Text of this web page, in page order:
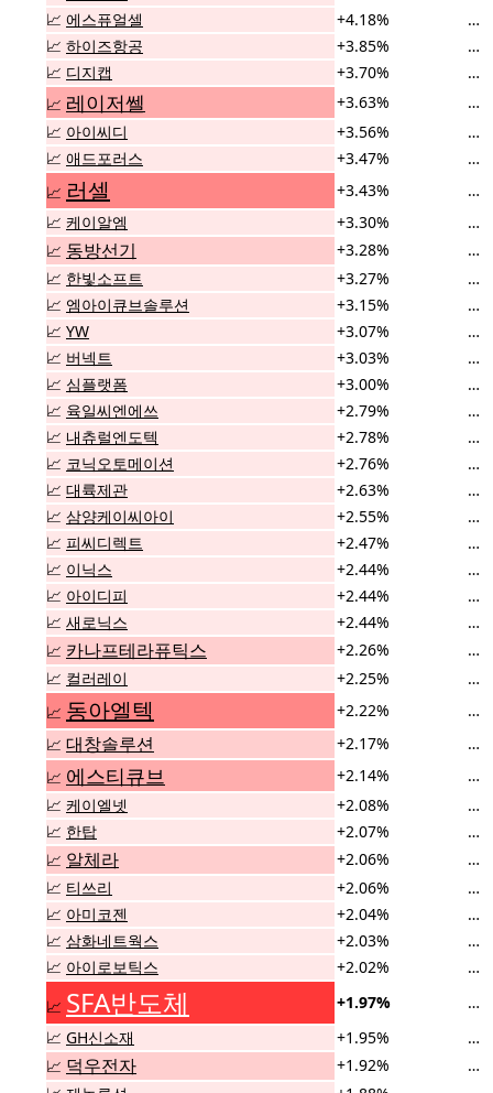
📈 에스퓨얼셀 +4.18%
…
📈 하이즈항공 +3.85%
…
📈 디지캡 +3.70%
…
📈 레이저쎌 +3.63%
…
📈 아이씨디 +3.56%
…
📈 애드포러스 +3.47%
…
📈 러셀 +3.43%
…
📈 케이알엠 +3.30%
…
📈 동방선기 +3.28%
…
📈 한빛소프트 +3.27%
…
📈 엠아이큐브솔루션 +3.15%
…
📈 YW +3.07%
…
📈 버넥트 +3.03%
…
📈 심플랫폼 +3.00%
…
📈 육일씨엔에쓰 +2.79%
…
📈 내츄럴엔도텍 +2.78%
…
📈 코닉오토메이션 +2.76%
…
📈 대륙제관 +2.63%
…
📈 삼양케이씨아이 +2.55%
…
📈 피씨디렉트 +2.47%
…
📈 이닉스 +2.44%
…
📈 아이디피 +2.44%
…
📈 새로닉스 +2.44%
…
📈 카나프테라퓨틱스 +2.26%
…
📈 컬러레이 +2.25%
…
📈 동아엘텍 +2.22%
…
📈 대창솔루션 +2.17%
…
📈 에스티큐브 +2.14%
…
📈 케이엘넷 +2.08%
…
📈 한탑 +2.07%
…
📈 알체라 +2.06%
…
📈 티쓰리 +2.06%
…
📈 아미코젠 +2.04%
…
📈 삼화네트웍스 +2.03%
…
📈 아이로보틱스 +2.02%
…
📈 SFA반도체 +1.97%
…
📈 GH신소재 +1.95%
…
📈 덕우전자 +1.92%
…